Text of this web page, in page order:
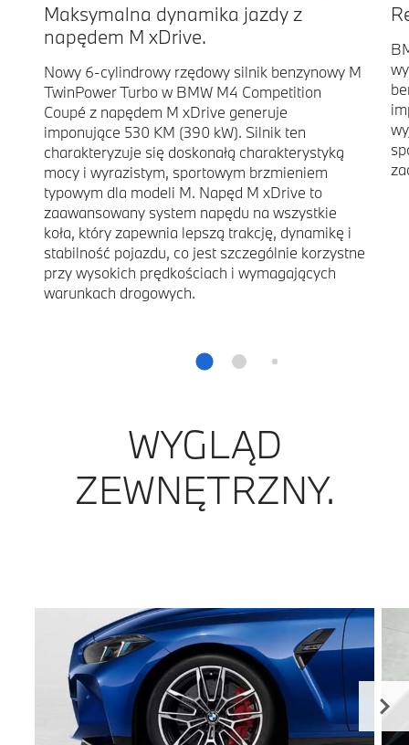
Maksymalna dynamika jazdy z
napędem M xDrive.
Nowy 6-cylindrowy rzędowy silnik benzynowy M
TwinPower Turbo w BMW M4 Competition
Coupé z napędem M xDrive generuje
imponujące 530 KM (390 kW). Silnik ten
charakteryzuje się doskonałą charakterystyką
mocy i wyrazistym, sportowym brzmieniem
typowym dla modeli M. Napęd M xDrive to
zaawansowany system napędu na wszystkie
koła, który zapewnia lepszą trakcję, dynamikę i
stabilność pojazdu, co jest szczególnie korzystne
przy wysokich prędkościach i wymagających
warunkach drogowych.
WYGLĄD
ZEWNĘTRZNY.